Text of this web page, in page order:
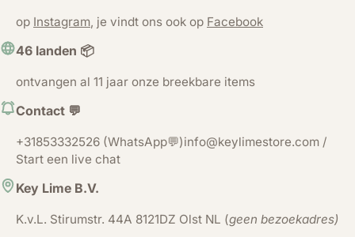
op Instagram, je vindt ons ook op Facebook
46 landen 📦
ontvangen al 11 jaar onze breekbare items
Contact 💬
+31853332526 (WhatsApp💬)info@keylimestore.com /
Start een live chat
Key Lime B.V.
K.v.L. Stirumstr. 44A 8121DZ Olst NL (geen bezoekadres)